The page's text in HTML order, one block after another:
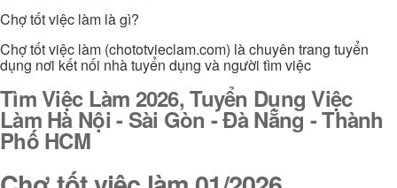
Chợ tốt việc làm là gì?
Chợ tốt việc làm (chototvieclam.com) là chuyên trang tuyển
dụng nơi kết nối nhà tuyển dụng và người tìm việc
Tìm Việc Làm 2026, Tuyển Dụng Việc
Làm Hà Nội - Sài Gòn - Đà Nẵng - Thành
Phố HCM